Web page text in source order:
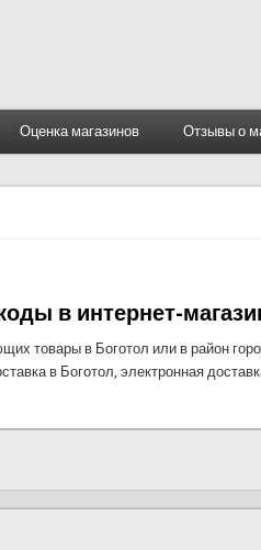
Оценка магазинов Отзывы о
в интернет-
товары в Боготол или в район
в Боготол, электронная